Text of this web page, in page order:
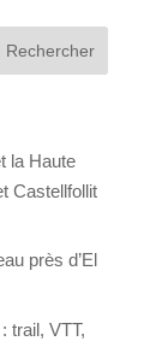
la Haute
Castellfollit
près d’El
trail, VTT,